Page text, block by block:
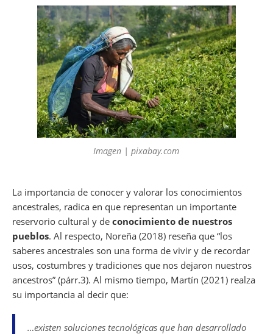
Imagen | pixabay.com
La importancia de conocer y valorar los conocimientos
ancestrales, radica en que representan un importante
reservorio cultural y de conocimiento de nuestros
pueblos. Al respecto, Noreña (2018) reseña que “los
saberes ancestrales son una forma de vivir y de recordar
usos, costumbres y tradiciones que nos dejaron nuestros
ancestros” (párr.3). Al mismo tiempo, Martín (2021) realza
su importancia al decir que:
…existen soluciones tecnológicas que han desarrollado